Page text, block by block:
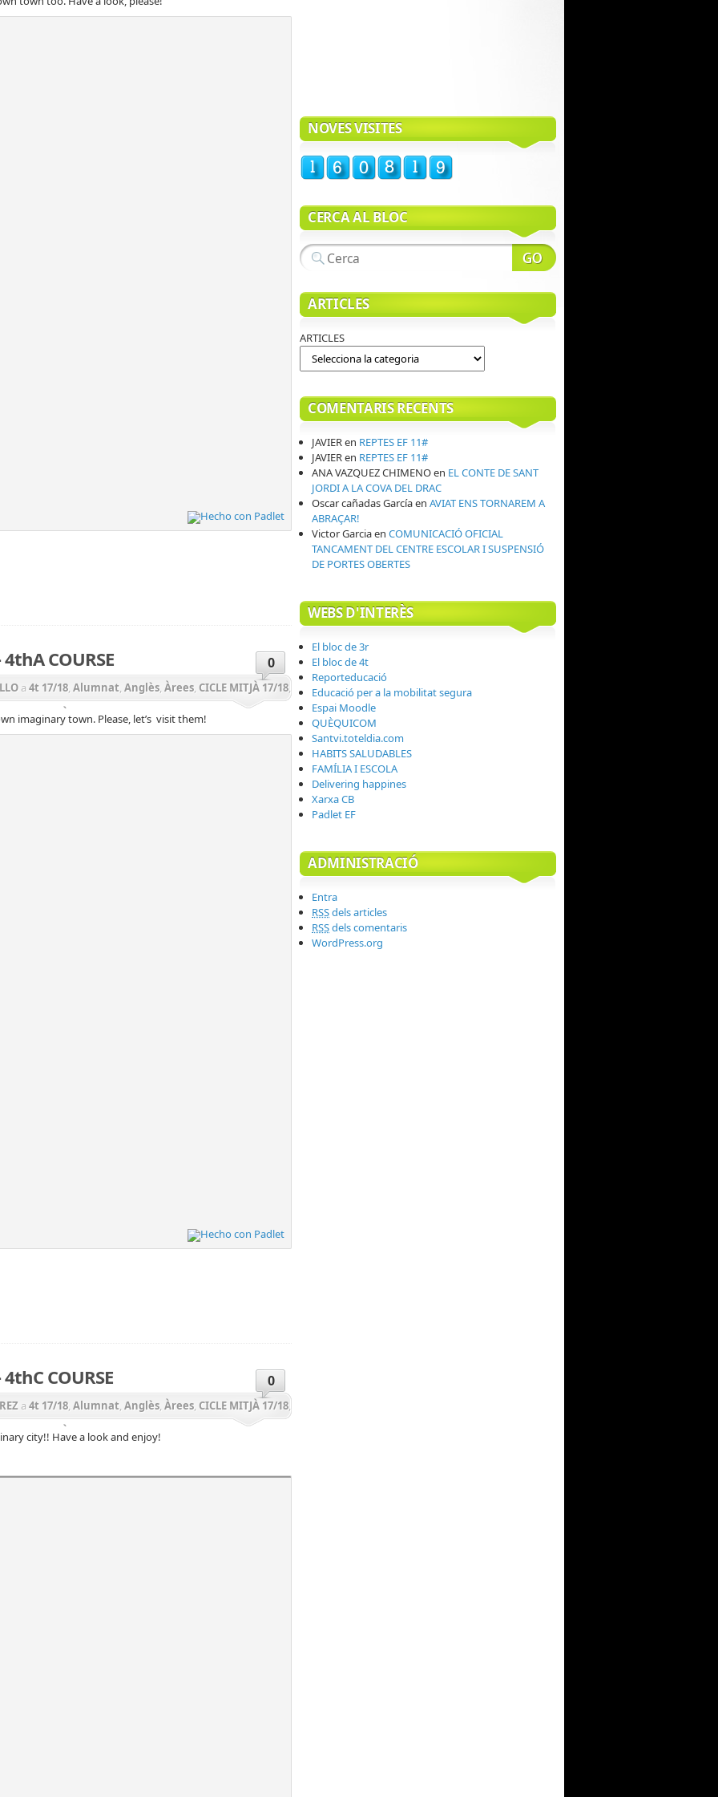
COURSE 0
a 4t 17/18, Alumnat, Anglès, Àrees, CICLE MITJÀ 17/18,
PRIMÀRIA 17/18 PROJECTE GEP Projectes
imaginary town. Please, let’s visit them!
COURSE 0
a 4t 17/18, Alumnat, Anglès, Àrees, CICLE MITJÀ 17/18,
,PRIMÀRIA 17/18 PROJECTE GEP
city!! Have a look and enjoy!
NOVES VISITES
CERCA AL BLOC
ARTICLES
ARTICLES
COMENTARIS RECENTS
JAVIERen REPTES EF 11#
JAVIERen REPTES EF 11#
ANA VAZQUEZ CHIMENOen EL CONTE DE SANT
JORDI A LA COVA DEL DRAC
Oscar cañadas Garcíaen AVIAT ENS TORNAREM A
ABRAÇAR!
Victor Garciaen COMUNICACIÓ OFICIAL
TANCAMENT DEL CENTRE ESCOLAR I SUSPENSIÓ
DE PORTES OBERTES
WEBS D'INTERÈS
El bloc de 3r
El bloc de 4t
Reporteducació
Educació per a la mobilitat segura
Espai Moodle
QUÈQUICOM
Santvi.toteldia.com
HABITS SALUDABLES
FAMÍLIA I ESCOLA
Delivering happines
Xarxa CB
Padlet EF
ADMINISTRACIÓ
Entra
RSSdels articles
RSSdels comentaris
WordPress.org